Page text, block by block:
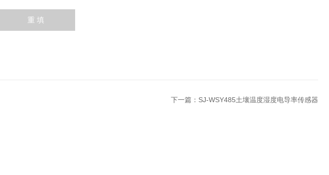
下一篇： SJ-WSY485土壤温度湿度电导率传感器